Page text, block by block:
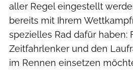
aller Regel eingestellt
bereits mit Ihrem
spezielles Rad dafür haben:
Zeitfahrlenker und den
im Rennen einsetzen